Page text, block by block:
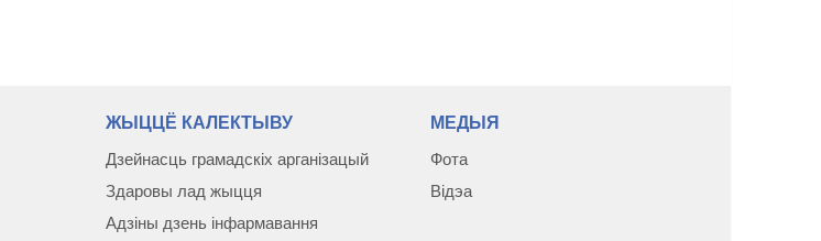
ЖЫЦЦЁ КАЛЕКТЫВУ
Дзейнасць грамадскіх арганізацый
Здаровы лад жыцця
Адзіны дзень інфармавання
МЕДЫЯ
Фота
Відэа